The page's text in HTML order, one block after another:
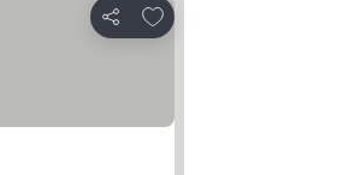
Teilen
Zu Favoriten hinzufügen